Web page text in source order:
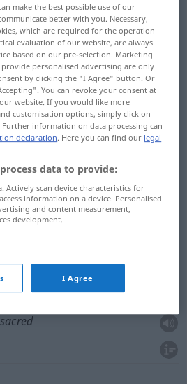
unverletzlich,
sacred
make the best possible use of our
better with you. Necessary,
which are required for the operation
evaluation of our website, are always
based on our pre-selection. Marketing
personalised advertising are only
by clicking the "I Agree" button. Or
You can revoke your consent at
website. If you would like more
customisation options, simply click on
information on data processing can
declaration. Here you can find our legal
data to provide:
Actively scan device characteristics for
information on a device. Personalised
and content measurement,
development.
I Agree